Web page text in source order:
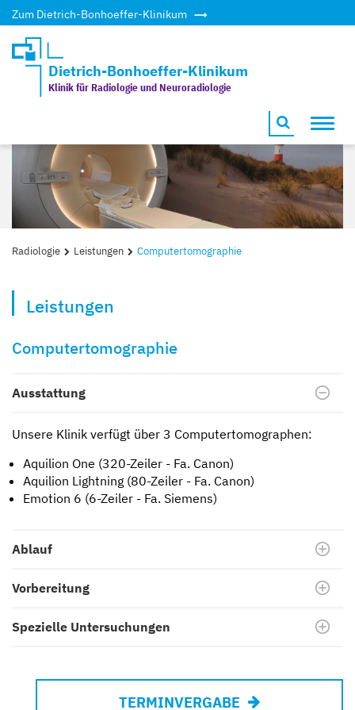
Zum Dietrich-Bonhoeffer-Klinikum
Dietrich-Bonhoeffer-Klinikum
Klinik für Radiologie und Neuroradiologie
Radiologie Leistungen Computertomographie
Leistungen
Computertomographie
Ausstattung
Unsere Klinik verfügt über 3 Computertomographen:
Aquilion One (320-Zeiler - Fa. Canon)
Aquilion Lightning (80-Zeiler - Fa. Canon)
Emotion 6 (6-Zeiler - Fa. Siemens)
Ablauf
Vorbereitung
Spezielle Untersuchungen
TERMINVERGABE